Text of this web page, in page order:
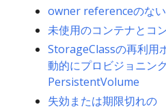
owner referenceのない
未使用のコンテナとコ
StorageClassの再利用
動的にプロビジョニン
PersistentVolume
失効または期限切れの